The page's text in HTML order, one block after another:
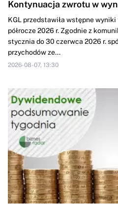
Kontynuacja zwrotu w
KGL przedstawiła wstępne
półrocze 2026 r. Zgodnie z
stycznia do 30 czerwca 2026 r.
przychodów ze...
2026-08-07, 13:30